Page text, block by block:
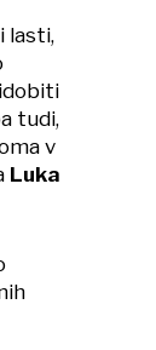
lasti,
tudi,
v
Luka